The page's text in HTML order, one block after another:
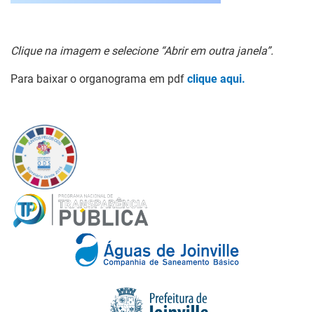
Clique na imagem e selecione “Abrir em outra janela”.
Para baixar o organograma em pdf clique aqui.